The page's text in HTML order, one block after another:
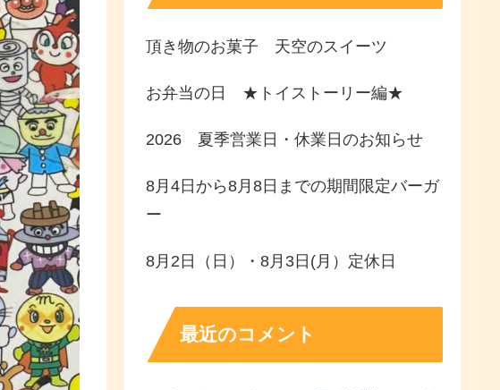
頂き物のお菓子 天空のスイーツ
お弁当の日 ★トイストーリー編★
2026 夏季営業日・休業日のお知らせ
8月4日から8月8日までの期間限定バーガ
ー
8月2日（日）・8月3日(月）定休日
最近のコメント